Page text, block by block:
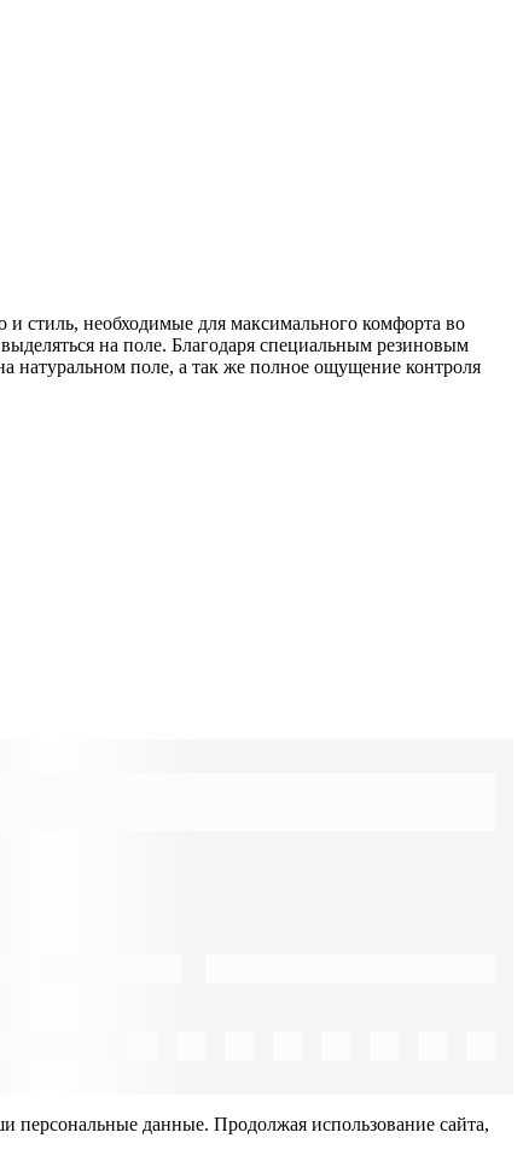
стиль, необходимые для максимального комфорта во
на поле. Благодаря специальным резиновым
натуральном поле, а так же полное ощущение контроля
персональные данные. Продолжая использование сайта,